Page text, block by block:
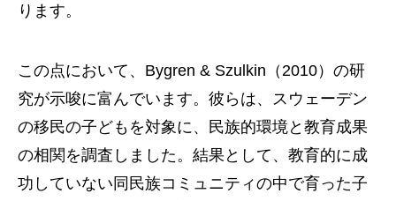
ります。
この点において、Bygren & Szulkin（2010）の研
究が示唆に富んでいます。彼らは、スウェーデン
の移民の子どもを対象に、民族的環境と教育成果
の相関を調査しました。結果として、教育的に成
功していない同民族コミュニティの中で育った子